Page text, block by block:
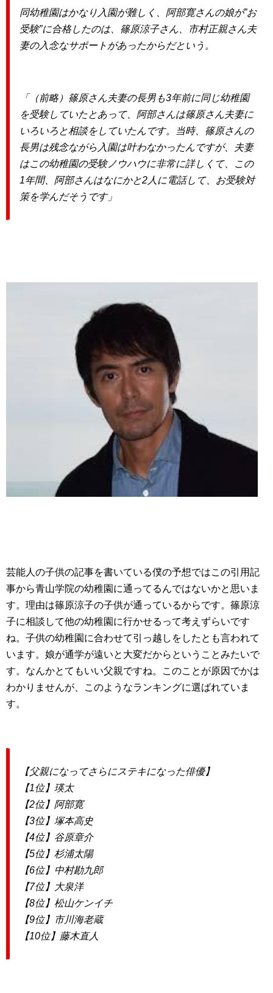
同幼稚園はかなり入園が難しく、阿部寛さんの娘が”お
受験”に合格したのは、篠原涼子さん、市村正親さん夫
妻の入念なサポートがあったからだという。
「（前略）篠原さん夫妻の長男も3年前に同じ幼稚園
を受験していたとあって、阿部さんは篠原さん夫妻に
いろいろと相談をしていたんです。当時、篠原さんの
長男は残念ながら入園は叶わなかったんですが、夫妻
はこの幼稚園の受験ノウハウに非常に詳しくて、この
1年間、阿部さんはなにかと2人に電話して、お受験対
策を学んだそうです」
芸能人の子供の記事を書いている僕の予想ではこの引用記
事から青山学院の幼稚園に通ってるんではないかと思いま
す。理由は篠原涼子の子供が通っているからです。篠原涼
子に相談して他の幼稚園に行かせるって考えずらいです
ね。子供の幼稚園に合わせて引っ越しをしたとも言われて
います。娘が通学が遠いと大変だからということみたいで
す。なんかとてもいい父親ですね。このことが原因でかは
わかりませんが、このようなランキングに選ばれていま
す。
【父親になってさらにステキになった俳優】
【1位】瑛太
【2位】阿部寛
【3位】塚本高史
【4位】谷原章介
【5位】杉浦太陽
【6位】中村勘九郎
【7位】大泉洋
【8位】松山ケンイチ
【9位】市川海老蔵
【10位】藤木直人